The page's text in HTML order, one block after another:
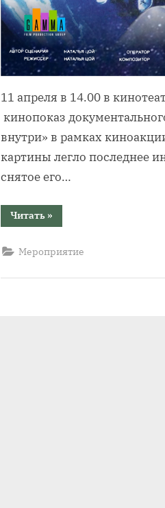
11 апреля в 14.00 в
кинопоказ
внутри» в рамках
картины легло последнее
снятое его…
Читать“Уникальный
документальный
космонавте
покажут
»
Мероприятие